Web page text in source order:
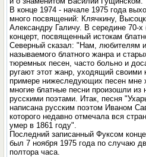
В конце 1974 - начале 1975 года
много посвящений: Клячкину,
Александру Галичу. В середине 70-
концерт, посвященный истокам
Северный сказал: "Нам, любителям
называемого блатного жанра и
тюремных песен, часто больно и
ругают этот жанр, уходящий
примере нижеследующих песен мне
многие блатные песни произошли из
русскими поэтами. Итак, песня
написана русским поэтом Иваном
которого недавно отмечала вся
умер в 1861 году".
Последний записанный Фуксом
был 7 ноября 1975 года по случаю
полтора часа.